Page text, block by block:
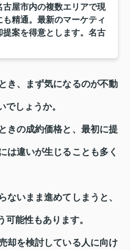
屋市内の複数エリアで現
精通。最新のマーケティ
案を得意とします。名古
き、まず気になるのが不動
しょうか。
きの成約価格と、最初に提
は違いが生じることも多く
ないまま進めてしまうと、
能性もあります。
却を検討している人に向け